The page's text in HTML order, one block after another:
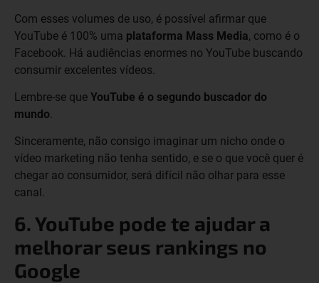
Com esses volumes de uso, é possível afirmar que
YouTube é 100% uma plataforma Mass Media, como é o
Facebook. Há audiências enormes no YouTube buscando
consumir excelentes vídeos.
Lembre-se que YouTube é o segundo buscador do
mundo.
Sinceramente, não consigo imaginar um nicho onde o
vídeo marketing não tenha sentido, e se o que você quer é
chegar ao consumidor, será difícil não olhar para esse
canal.
6. YouTube pode te ajudar a
melhorar seus rankings no
Google